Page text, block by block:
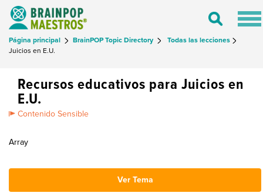
Toggle
Página principal BrainPOP Topic Directory
Todas las lecciones
Juicios en E.U.
Recursos educativos para Juicios en
E.U.
Contenido Sensible
Array
Ver Tema